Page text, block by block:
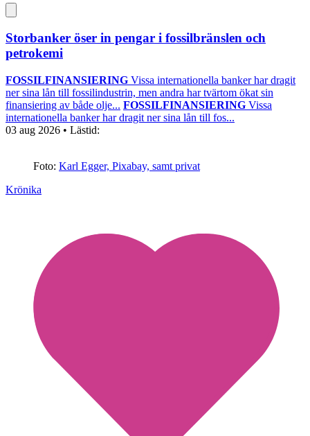
Storbanker öser in pengar i fossilbränslen och
petrokemi
FOSSILFINANSIERING Vissa internationella banker har dragit
ner sina lån till fossilindustrin, men andra har tvärtom ökat sin
finansiering av både olje... FOSSILFINANSIERING Vissa
internationella banker har dragit ner sina lån till fos...
03 aug 2026 • Lästid:
Foto: Karl Egger, Pixabay, samt privat
Krönika